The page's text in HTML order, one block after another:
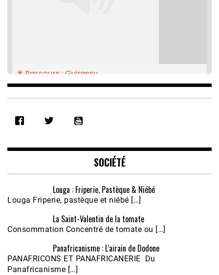
RSS FEED
EMBED
Parcours : Guirassy
Feb 16, 2021 • 28:08
Écoutez le parcours de Claudiane Kapia
Nobana (Podologue)
Feb 24, 2021 • 28mn
SOCIÉTÉ
Louga : Friperie, Pastèque & Niébé
Louga Friperie, pastèque et niébé […]
La Saint-Valentin de la tomate
Consommation Concentré de tomate ou […]
Panafricanisme : L’airain de Dodone
PANAFRICONS ET PANAFRICANERIE Du
Panafricanisme […]